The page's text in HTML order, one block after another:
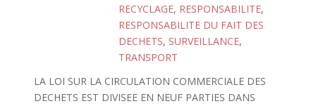
RECYCLAGE, RESPONSABILITE,
RESPONSABILITE DU FAIT DES
DECHETS, SURVEILLANCE,
TRANSPORT
LA LOI SUR LA CIRCULATION COMMERCIALE DES
DECHETS EST DIVISEE EN NEUF PARTIES DANS